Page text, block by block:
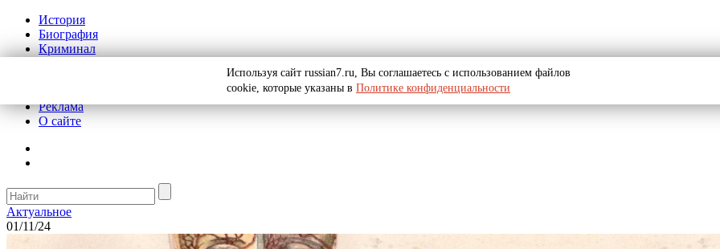
История
Биография
Криминал
Реклама
О сайте
Актуальное
01/11/24
Используя сайт russian7.ru, Вы соглашаетесь с использованием файлов
cookie, которые указаны в Политике конфиденциальности